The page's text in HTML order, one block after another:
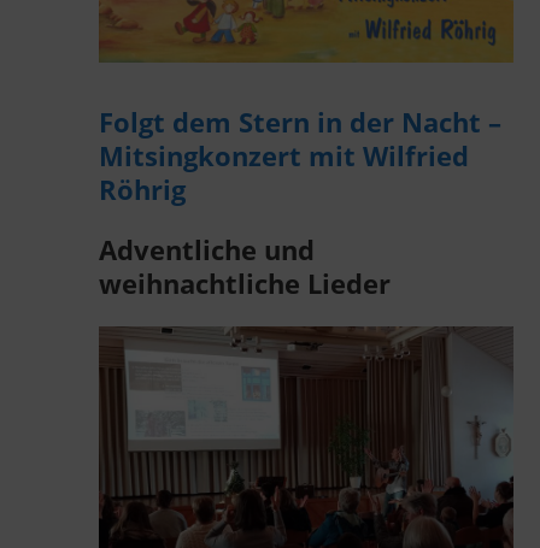
Folgt dem Stern in der Nacht –
Mitsingkonzert mit Wilfried
Röhrig
Adventliche und
weihnachtliche Lieder